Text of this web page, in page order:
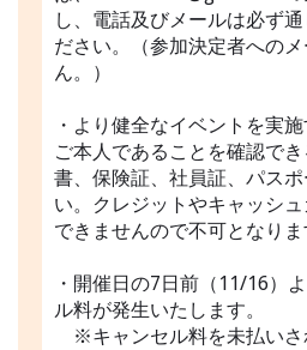
し、電話及びメールは必ず
ださい。（参加決定者への
ん。）
・より健全なイベントを実
ご本人であることを確認で
書、保険証、社員証、パス
い。クレジットやキャッシ
できませんので不可となりま
・開催日の7日前（11/16）
ル料が発生いたします。
※キャンセル料を未払いさ